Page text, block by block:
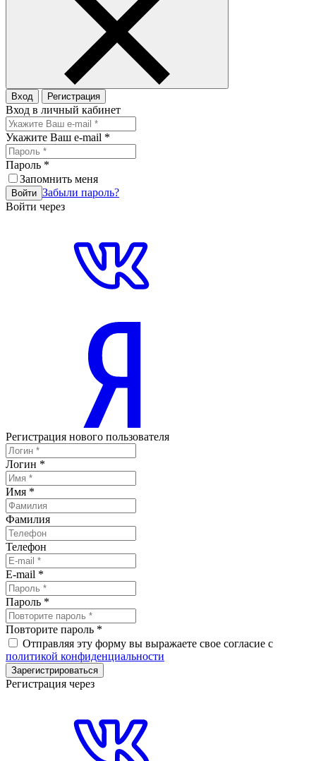
Вход Регистрация
Вход в личный кабинет
Укажите Ваш e-mail *
Пароль *
Запомнить меня
Войти Забыли пароль?
Войти через
Регистрация нового пользователя
Логин *
Имя *
Фамилия
Телефон
E-mail *
Пароль *
Повторите пароль *
Отправляя эту форму вы выражаете свое согласие с
политикой конфиденциальности
Зарегистрироваться
Регистрация через